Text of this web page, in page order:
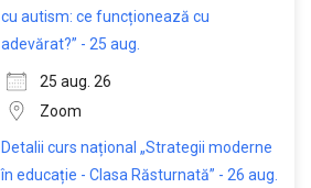
cu autism: ce funcționează cu
adevărat?” - 25 aug.
25 aug. 26
Zoom
Detalii curs național „Strategii moderne
în educație - Clasa Răsturnată” - 26 aug.